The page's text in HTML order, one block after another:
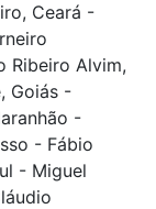
Ceará -
Ribeiro Alvim,
Goiás -
-
- Fábio
- Miguel